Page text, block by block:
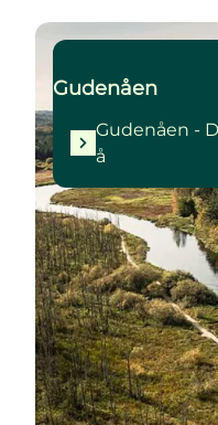
Gudenåen -
Gudenåen
Gudenåen -
å